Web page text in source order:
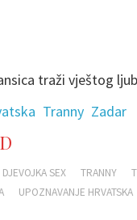
Tranny Zadar
DJEVOJKA SEX TRANNY
UPOZNAVANJE HRVATSKA